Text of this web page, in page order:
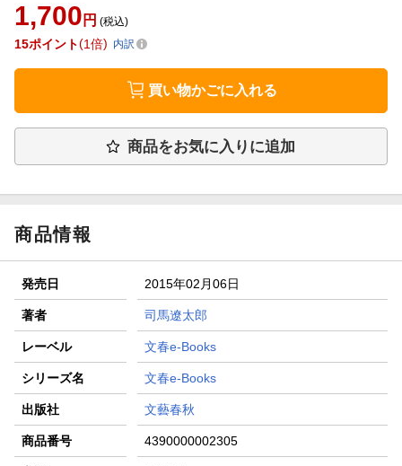
1,700 円 (税込)
15ポイント 1倍 内訳
買い物かごに入れる
商品をお気に入りに追加
商品情報
発売日 2015年02月06日
著者 司馬遼太郎
レーベル 文春e-Books
シリーズ名 文春e-Books
出版社 文藝春秋
商品番号 4390000002305